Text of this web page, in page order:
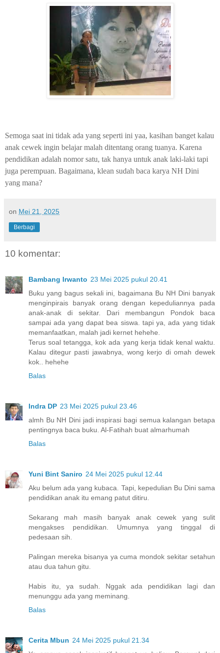
Semoga saat ini tidak ada yang seperti ini yaa, kasihan banget kalau
anak cewek ingin belajar malah ditentang orang tuanya. Karena
pendidikan adalah nomor satu, tak hanya untuk anak laki-laki tapi
juga perempuan. Bagaimana, klean sudah baca karya NH Dini
yang mana?
on Mei 21, 2025
Berbagi
10 komentar:
Bambang Irwanto 23 Mei 2025 pukul 20.41
Buku yang bagus sekali ini, bagaimana Bu NH Dini banyak
menginpirais banyak orang dengan kepeduliannya pada
anak-anak di sekitar. Dari membangun Pondok baca
sampai ada yang dapat bea siswa. tapi ya, ada yang tidak
memanfaatkan, malah jadi kernet hehehe.
Terus soal tetangga, kok ada yang kerja tidak kenal waktu.
Kalau ditegur pasti jawabnya, wong kerjo di omah dewek
kok.. hehehe
Balas
Indra DP 23 Mei 2025 pukul 23.46
almh Bu NH Dini jadi inspirasi bagi semua kalangan betapa
pentingnya baca buku. Al-Fatihah buat almarhumah
Balas
Yuni Bint Saniro 24 Mei 2025 pukul 12.44
Aku belum ada yang kubaca. Tapi, kepedulian Bu Dini sama
pendidikan anak itu emang patut ditiru.
Sekarang mah masih banyak anak cewek yang sulit
mengakses pendidikan. Umumnya yang tinggal di
pedesaan sih.
Palingan mereka bisanya ya cuma mondok sekitar setahun
atau dua tahun gitu.
Habis itu, ya sudah. Nggak ada pendidikan lagi dan
menunggu ada yang meminang.
Balas
Cerita Mbun 24 Mei 2025 pukul 21.34